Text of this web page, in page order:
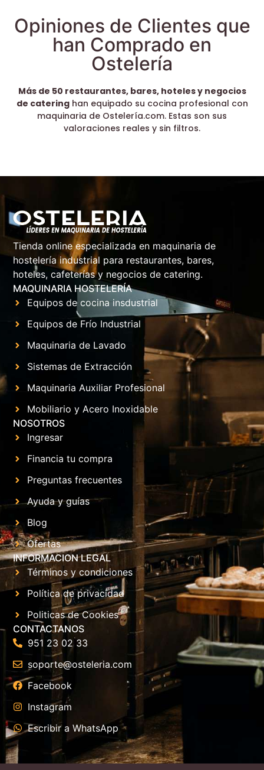
Opiniones de Clientes que
han Comprado en
Ostelería
Más de 50 restaurantes, bares, hoteles y negocios
de cateringhan equipado su cocina profesional con
maquinaria de Ostelería.com. Estas son sus
valoraciones reales y sin filtros.
Tienda online especializada en maquinaria de
hostelería industrial para restaurantes, bares,
hoteles, cafeterías y negocios de catering.
MAQUINARIA HOSTELERÍA
Equipos de cocina insdustrial
Equipos de Frío Industrial
Maquinaria de Lavado
Sistemas de Extracción
Maquinaria Auxiliar Profesional
Mobiliario y Acero Inoxidable
NOSOTROS
Ingresar
Financia tu compra
Preguntas frecuentes
Ayuda y guías
Blog
Ofertas
INFORMACION LEGAL
Términos y condiciones
Política de privacidad
Politicas de Cookies
CONTACTANOS
951 23 02 33
soporte@osteleria.com
Facebook
Instagram
Escribir a WhatsApp